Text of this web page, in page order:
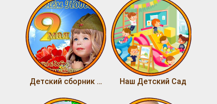
Детский сборник на 9 Мая Наш Детский Сад